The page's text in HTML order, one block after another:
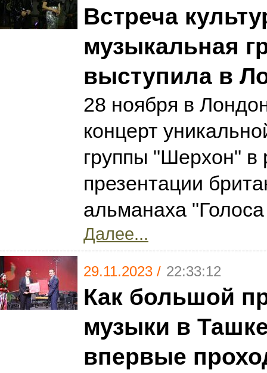
Встреча
музыкальная
выступила в
28 ноября в
концерт
группы "Шерхон" в
презентации
альманаха
Далее...
29.11.2023 / 22:33:12
Как большой
музыки в
впервые